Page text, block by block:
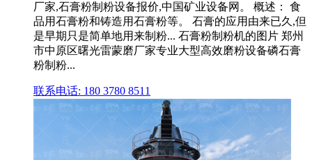
厂家,石膏粉制粉设备报价,中国矿业设备网。 概述： 食
品用石膏粉和铸造用石膏粉等。 石膏的应用由来已久,但
是早期只是简单地用来制粉... 石膏粉制粉机的图片 郑州
市中原区曙光雷蒙磨厂家专业大型高效磨粉设备磷石膏
粉制粉...
联系电话: 180 3780 8511